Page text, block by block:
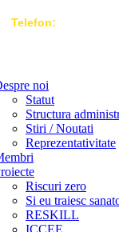
Telefon:
noi
Statut
Structura
Stiri / Noutati
Reprezentativitate
Riscuri zero
Si eu traiesc
RESKILL
ICCEE